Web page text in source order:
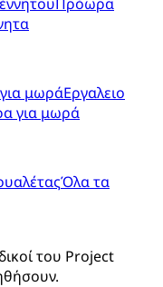
μωράΕργαλειο
για μωρά
Όλα τα
του Project